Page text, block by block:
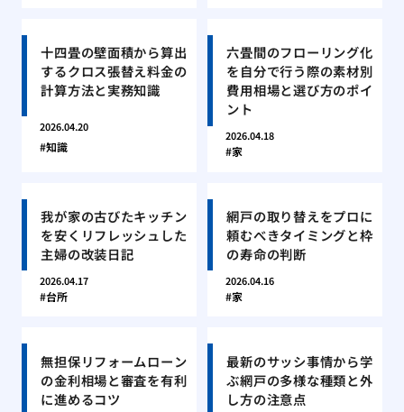
十四畳の壁面積から算出
するクロス張替え料金の
計算方法と実務知識
2026.04.20
知識
六畳間のフローリング化
を自分で行う際の素材別
費用相場と選び方のポイ
ント
2026.04.18
家
我が家の古びたキッチン
を安くリフレッシュした
主婦の改装日記
2026.04.17
台所
網戸の取り替えをプロに
頼むべきタイミングと枠
の寿命の判断
2026.04.16
家
無担保リフォームローン
の金利相場と審査を有利
に進めるコツ
最新のサッシ事情から学
ぶ網戸の多様な種類と外
し方の注意点